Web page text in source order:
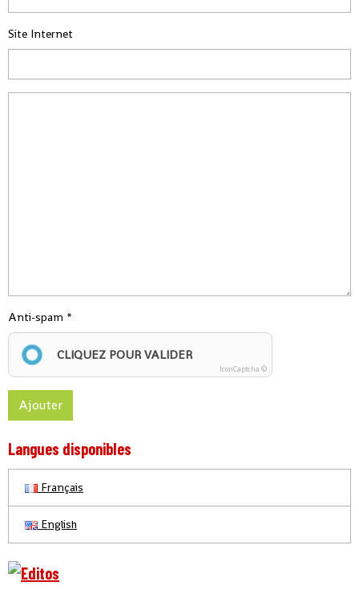
Site Internet
Anti-spam
CLIQUEZ POUR VALIDER
IconCaptcha ©
Ajouter
Langues disponibles
Français
English